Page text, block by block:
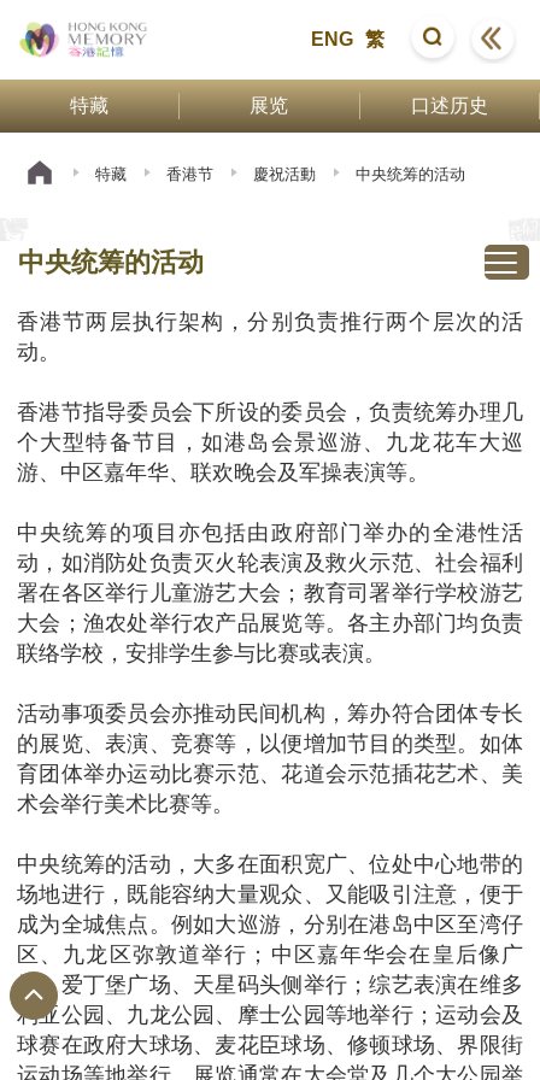
ENG 繁
特藏 展览 口述历史
特藏 香港节 慶祝活動 中央统筹的活动
中央统筹的活动
香港节两层执行架构，分别负责推行两个层次的活
动。
香港节指导委员会下所设的委员会，负责统筹办理几
个大型特备节目，如港岛会景巡游、九龙花车大巡
游、中区嘉年华、联欢晚会及军操表演等。
中央统筹的项目亦包括由政府部门举办的全港性活
动，如消防处负责灭火轮表演及救火示范、社会福利
署在各区举行儿童游艺大会；教育司署举行学校游艺
大会；渔农处举行农产品展览等。各主办部门均负责
联络学校，安排学生参与比赛或表演。
活动事项委员会亦推动民间机构，筹办符合团体专长
的展览、表演、竞赛等，以便增加节目的类型。如体
育团体举办运动比赛示范、花道会示范插花艺术、美
术会举行美术比赛等。
中央统筹的活动，大多在面积宽广、位处中心地带的
场地进行，既能容纳大量观众、又能吸引注意，便于
成为全城焦点。例如大巡游，分别在港岛中区至湾仔
区、九龙区弥敦道举行；中区嘉年华会在皇后像广
场、爱丁堡广场、天星码头侧举行；综艺表演在维多
利亚公园、九龙公园、摩士公园等地举行；运动会及
球赛在政府大球场、麦花臣球场、修顿球场、界限街
运动场等地举行。展览通常在大会堂及几个大公园举